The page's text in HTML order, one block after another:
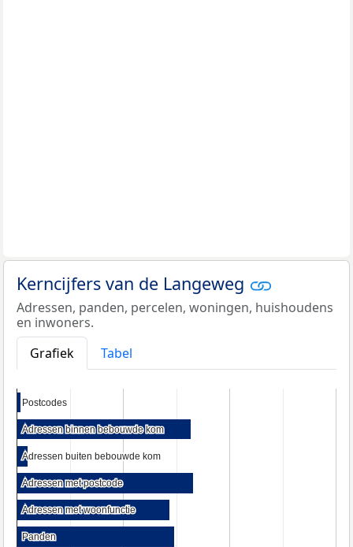
Kerncijfers van de Langeweg
Adressen, panden, percelen, woningen, huishoudens
en inwoners.
Grafiek
Tabel
Postcodes
Postcodes
Adressen binnen bebouwde kom
Adressen binnen bebouwde kom
Adressen buiten bebouwde kom
Adressen buiten bebouwde kom
Adressen met postcode
Adressen met postcode
Adressen met woonfunctie
Adressen met woonfunctie
Panden
Panden